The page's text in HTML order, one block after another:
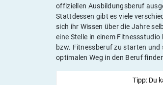
offiziellen Ausbildungsberuf
Stattdessen gibt es viele
sich ihr Wissen über die Jahre
eine Stelle in einem
bzw. Fitnessberuf zu starten
optimalen Weg in den Beruf
Tipp: Du